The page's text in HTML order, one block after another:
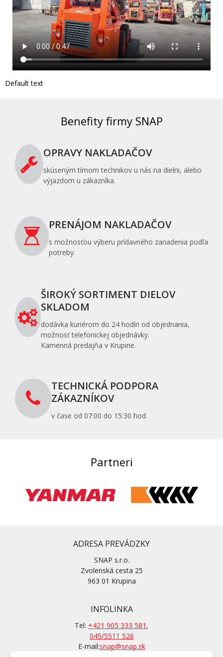
Default text
Benefity firmy SNAP
OPRAVY NAKLADAČOV
skúseným tímom technikov u nás na dielni, alebo
výjazdom u zákazníka.
PRENÁJOM NAKLADAČOV
s možnosťou výberu prídavného zariadenia podľa
potreby.
ŠIROKÝ SORTIMENT DIELOV
SKLADOM
dodávka kuriérom do 24 hodín od objednania,
možnosť telefonickej objednávky.
Kamenná predajňa v Krupine.
TECHNICKÁ PODPORA
ZÁKAZNÍKOV
v čase od 07:00 do 15:30 hod.
Partneri
ADRESA PREVÁDZKY
SNAP s.r.o.
Zvolenská cesta 25
963 01 Krupina
INFOLINKA
Tel: +421 905 333 581 ,
045/5511 526
E-mail:snap@snap.sk